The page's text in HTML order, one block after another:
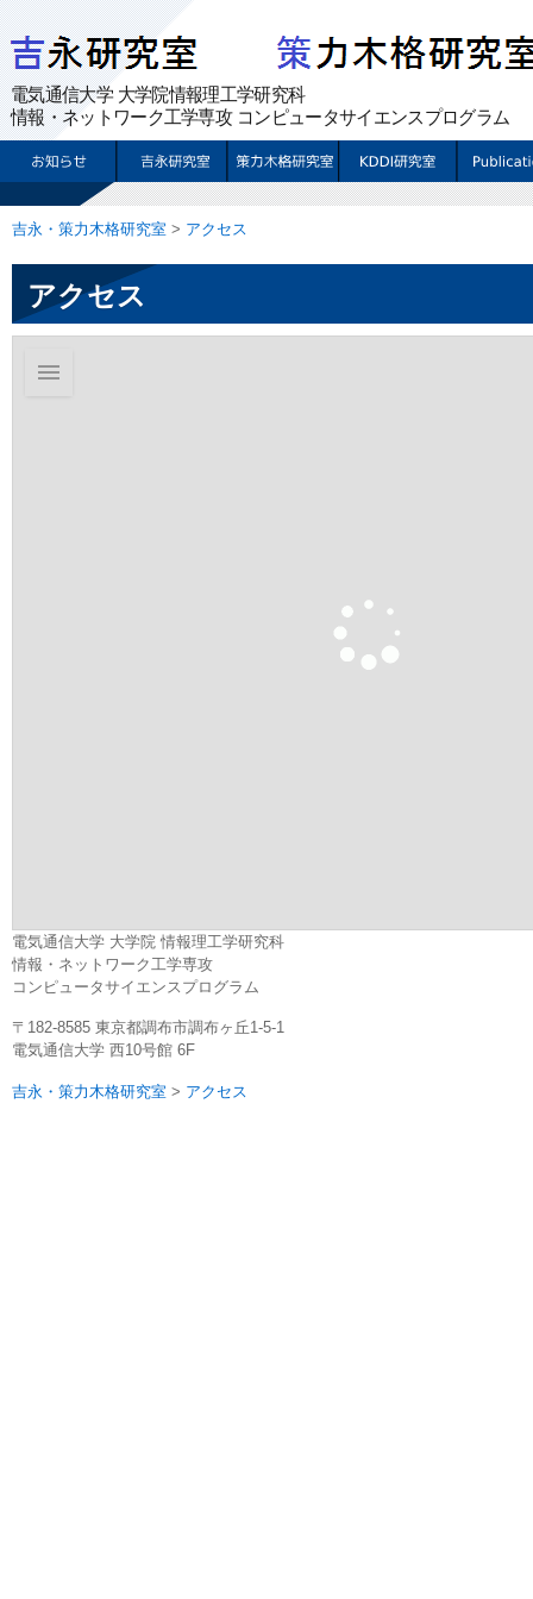
吉永・策力木格研究室 > アクセス
アクセス
電気通信大学 大学院 情報理工学研究科
情報・ネットワーク工学専攻
コンピュータサイエンスプログラム
〒182-8585 東京都調布市調布ヶ丘1-5-1
電気通信大学 西10号館 6F
吉永・策力木格研究室 > アクセス